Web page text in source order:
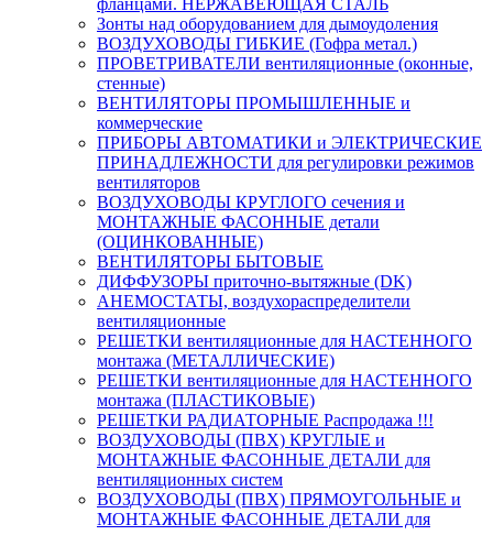
фланцами. НЕРЖАВЕЮЩАЯ СТАЛЬ
Зонты над оборудованием для дымоудоления
ВОЗДУХОВОДЫ ГИБКИЕ (Гофра метал.)
ПРОВЕТРИВАТЕЛИ вентиляционные (оконные,
стенные)
ВЕНТИЛЯТОРЫ ПРОМЫШЛЕННЫЕ и
коммерческие
ПРИБОРЫ АВТОМАТИКИ и ЭЛЕКТРИЧЕСКИЕ
ПРИНАДЛЕЖНОСТИ для регулировки режимов
вентиляторов
ВОЗДУХОВОДЫ КРУГЛОГО сечения и
МОНТАЖНЫЕ ФАСОННЫЕ детали
(ОЦИНКОВАННЫЕ)
ВЕНТИЛЯТОРЫ БЫТОВЫЕ
ДИФФУЗОРЫ приточно-вытяжные (DK)
АНЕМОСТАТЫ, воздухораспределители
вентиляционные
РЕШЕТКИ вентиляционные для НАСТЕННОГО
монтажа (МЕТАЛЛИЧЕСКИЕ)
РЕШЕТКИ вентиляционные для НАСТЕННОГО
монтажа (ПЛАСТИКОВЫЕ)
РЕШЕТКИ РАДИАТОРНЫЕ Распродажа !!!
ВОЗДУХОВОДЫ (ПВХ) КРУГЛЫЕ и
МОНТАЖНЫЕ ФАСОННЫЕ ДЕТАЛИ для
вентиляционных систем
ВОЗДУХОВОДЫ (ПВХ) ПРЯМОУГОЛЬНЫЕ и
МОНТАЖНЫЕ ФАСОННЫЕ ДЕТАЛИ для